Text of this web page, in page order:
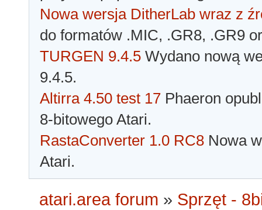
Nowa wersja DitherLab wraz z
do formatów .MIC, .GR8, .GR9
TURGEN 9.4.5 Wydano nową
9.4.5.
Altirra 4.50 test 17 Phaeron
8-bitowego Atari.
RastaConverter 1.0 RC8 Nowa
Atari.
atari.area forum » Sprzęt -